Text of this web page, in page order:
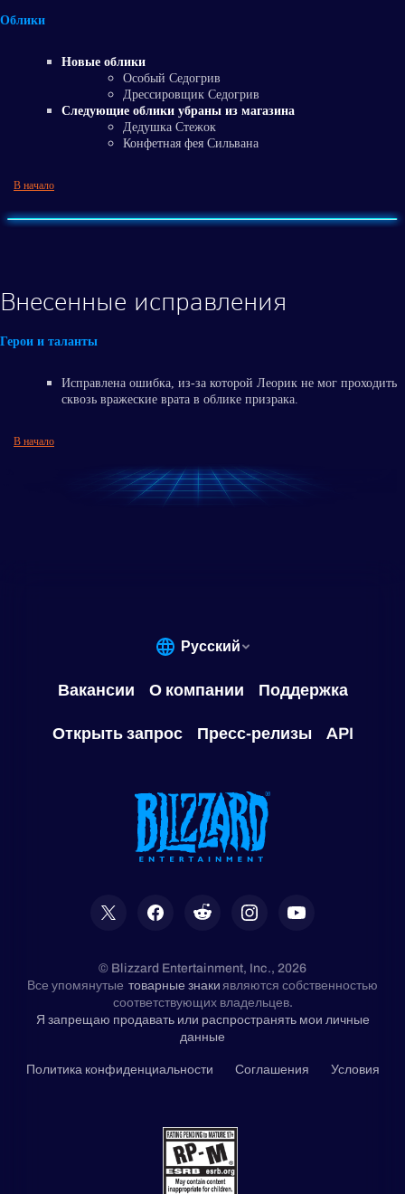
Облики
Новые облики
Особый Седогрив
Дрессировщик Седогрив
Следующие облики убраны из магазина
Дедушка Стежок
Конфетная фея Сильвана
В начало
Внесенные исправления
Герои и таланты
Исправлена ошибка, из-за которой Леорик не мог проходить
сквозь вражеские врата в облике призрака.
В начало